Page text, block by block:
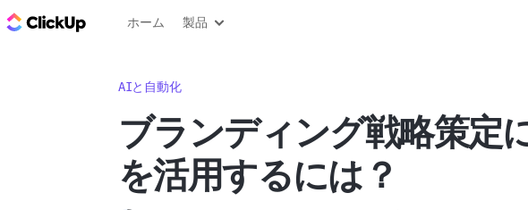
ClickUp ブログ
ホーム 製品
AIと自動化
ブランディング戦略策定
を活用するには？